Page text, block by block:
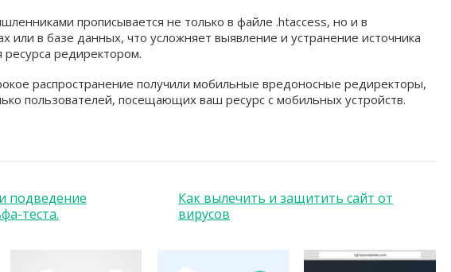
прописывается не только в файле .htaccess, но и в
или в базе данных, что усложняет выявление и устранение источника
редиректором.
распространение получили мобильные вредоносные редиректоры,
пользователей, посещающих ваш ресурс с мобильных устройств.
подведение
теста.
Как вылечить и защитить сайт от
вирусов